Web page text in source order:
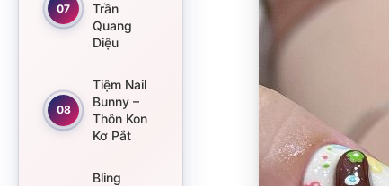
07
Trần
Quang
Diệu
08
Tiệm Nail
Bunny –
Thôn Kon
Kơ Pắt
Bling